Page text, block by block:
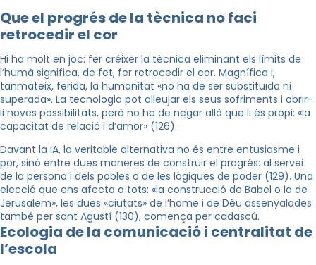
Que el progrés de la tècnica no faci
retrocedir el cor
Hi ha molt en joc: fer créixer la tècnica eliminant els límits de
l’humà significa, de fet, fer retrocedir el cor. Magnífica i,
tanmateix, ferida, la humanitat «no ha de ser substituïda ni
superada». La tecnologia pot alleujar els seus sofriments i obrir-
li noves possibilitats, però no ha de negar allò que li és propi: «la
capacitat de relació i d’amor» (126).
Davant la IA, la veritable alternativa no és entre entusiasme i
por, sinó entre dues maneres de construir el progrés: al servei
de la persona i dels pobles o de les lògiques de poder (129). Una
elecció que ens afecta a tots: «la construcció de Babel o la de
Jerusalem», les dues «ciutats» de l’home i de Déu assenyalades
també per sant Agustí (130), comença per cadascú.
Ecologia de la comunicació i centralitat de
l’escola